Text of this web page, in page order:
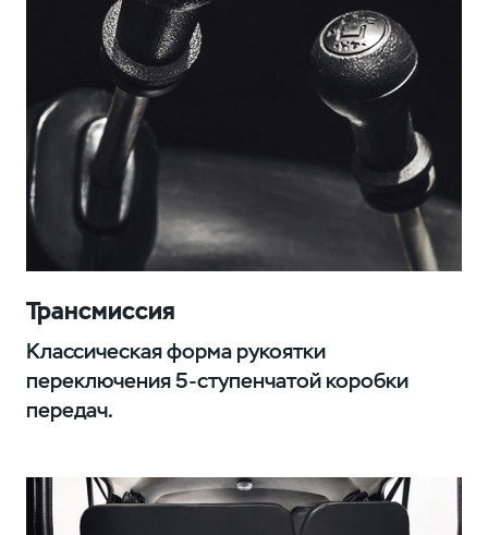
Трансмиссия
Классическая форма рукоятки
переключения 5-ступенчатой коробки
передач.